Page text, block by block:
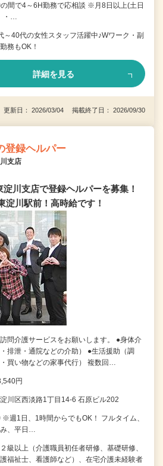
間で4～6H勤務で応相談 ※月8日以上(土日
・…
～40代の女性スタッフ活躍中♪Wワーク・副
務もOK！
詳細を見る
更新日： 2026/03/04 掲載終了日： 2026/09/30
登録ヘルパー
支店
川支店で登録ヘルパーを募集！
淀川駅前！高時給です！
問介護サービスをお願いします。 ●身体介
排泄・通院などの介助） ●生活援助（調
買い物などの家事代行） 複数回…
円
川区西淡路1丁目14-6 石原ビル202
週1日、1時間からでもOK！ フルタイム、
、平日…
級以上（介護職員初任者研修、基礎研修、
福祉士、看護師など）、在宅介護未経験者